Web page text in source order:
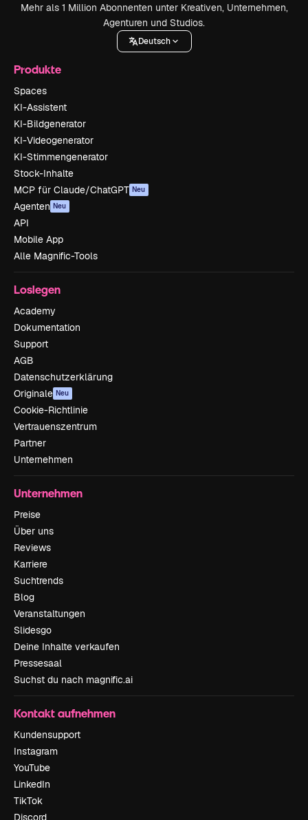
Mehr als 1 Million Abonnenten unter Kreativen, Unternehmen,
Agenturen und Studios.
Deutsch
Produkte
Spaces
KI-Assistent
KI-Bildgenerator
KI-Videogenerator
KI-Stimmengenerator
Stock-Inhalte
MCP für Claude/ChatGPT Neu
Agenten Neu
API
Mobile App
Alle Magnific-Tools
Loslegen
Academy
Dokumentation
Support
AGB
Datenschutzerklärung
Originale Neu
Cookie-Richtlinie
Vertrauenszentrum
Partner
Unternehmen
Unternehmen
Preise
Über uns
Reviews
Karriere
Suchtrends
Blog
Veranstaltungen
Slidesgo
Deine Inhalte verkaufen
Pressesaal
Suchst du nach magnific.ai
Kontakt aufnehmen
Kundensupport
Instagram
YouTube
LinkedIn
TikTok
Discord